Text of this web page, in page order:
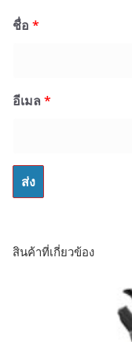
ชื่อ *
อีเมล *
สินค้าที่เกี่ยวข้อง